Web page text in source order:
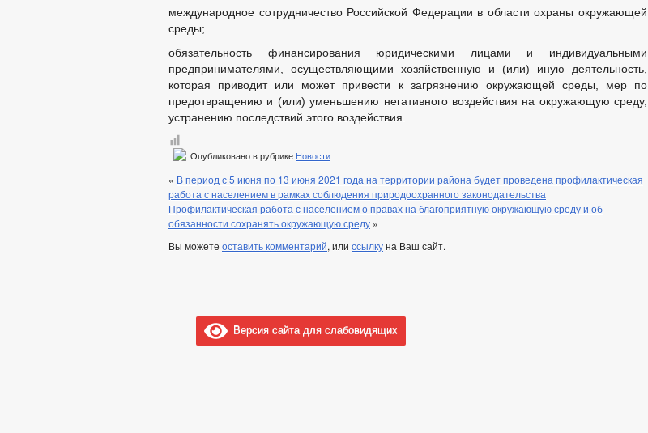
международное сотрудничество Российской Федерации в области охраны окружающей
среды;
обязательность финансирования юридическими лицами и индивидуальными
предпринимателями, осуществляющими хозяйственную и (или) иную деятельность,
которая приводит или может привести к загрязнению окружающей среды, мер по
предотвращению и (или) уменьшению негативного воздействия на окружающую среду,
устранению последствий этого воздействия.
Опубликовано в рубрике Новости
« В период с 5 июня по 13 июня 2021 года на территории района будет проведена профилактическая
работа с населением в рамках соблюдения природоохранного законодательства
Профилактическая работа с населением о правах на благоприятную окружающую среду и об
обязанности сохранять окружающую среду »
Вы можете оставить комментарий, или ссылкуна Ваш сайт.
Версия сайта для слабовидящих